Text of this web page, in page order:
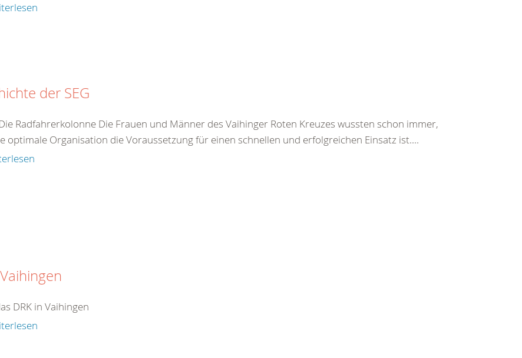
der SEG
Radfahrerkolonne Die Frauen und Männer des Vaihinger Roten Kreuzes wussten schon immer,
optimale Organisation die Voraussetzung für einen schnellen und erfolgreichen Einsatz ist....
DRK in Vaihingen